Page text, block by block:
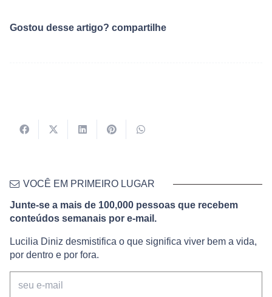
Gostou desse artigo? compartilhe
VOCÊ EM PRIMEIRO LUGAR
Junte-se a mais de 100,000 pessoas que recebem
conteúdos semanais por e-mail.
Lucilia Diniz desmistifica o que significa viver bem a vida,
por dentro e por fora.